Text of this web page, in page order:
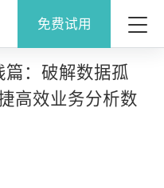
免费试用
：破解数据孤
高效业务分析数